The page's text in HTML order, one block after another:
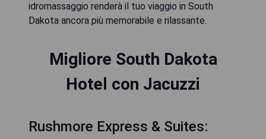
idromassaggio renderà il tuo viaggio in South
Dakota ancora più memorabile e rilassante.
Migliore South Dakota
Hotel con Jacuzzi
Rushmore Express & Suites: